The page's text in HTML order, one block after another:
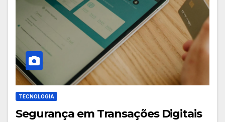
TECNOLOGIA
Segurança em Transações Digitais